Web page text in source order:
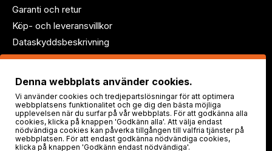
Garanti och retur
Köp- och leveransvillkor
Dataskyddsbeskrivning
Följ oss!
Denna webbplats använder cookies.
Vi använder cookies och tredjepartslösningar för att optimera
webbplatsens funktionalitet och ge dig den bästa möjliga
upplevelsen när du surfar på vår webbplats. För att godkänna alla
cookies, klicka på knappen 'Godkänn alla'. Att välja endast
nödvändiga cookies kan påverka tillgången till valfria tjänster på
webbplatsen. För att endast godkänna nödvändiga cookies,
klicka på knappen 'Godkänn endast nödvändiga'.